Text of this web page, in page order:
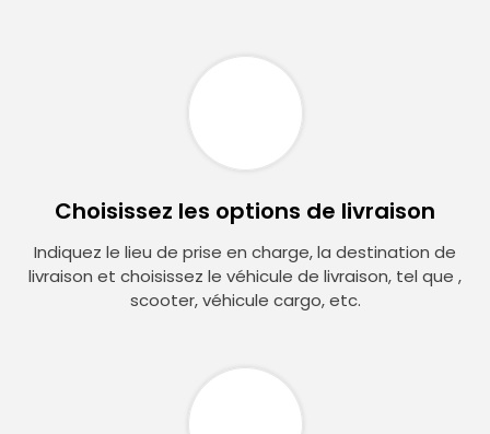
Choisissez les options de livraison
Indiquez le lieu de prise en charge, la destination de
livraison et choisissez le véhicule de livraison, tel que ,
scooter, véhicule cargo, etc.